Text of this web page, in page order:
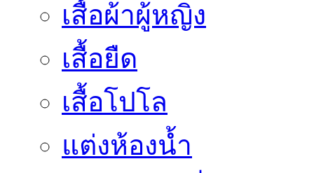
เสื้อผ้าผู้หญิง
เสื้อยืด
เสื้อโปโล
แต่งห้องน้ำ